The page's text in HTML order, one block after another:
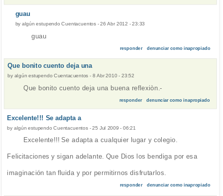
guau
byalgún estupendo Cuentacuentos -26 Abr 2012 - 23:33
guau
responder denunciar como inapropiado
Que bonito cuento deja una
by algún estupendo Cuentacuentos - 8 Abr 2010 - 23:52
Que bonito cuento deja una buena reflexiòn.-
responder denunciar como inapropiado
Excelente!!! Se adapta a
by algún estupendo Cuentacuentos-25 Jul 2009 - 06:21
Excelente!!! Se adapta a cualquier lugar y colegio.
Felicitaciones y sigan adelante. Que Dios los bendiga por esa
imaginación tan fluida y por permitirnos disfrutarlos.
responder denunciar como inapropiado